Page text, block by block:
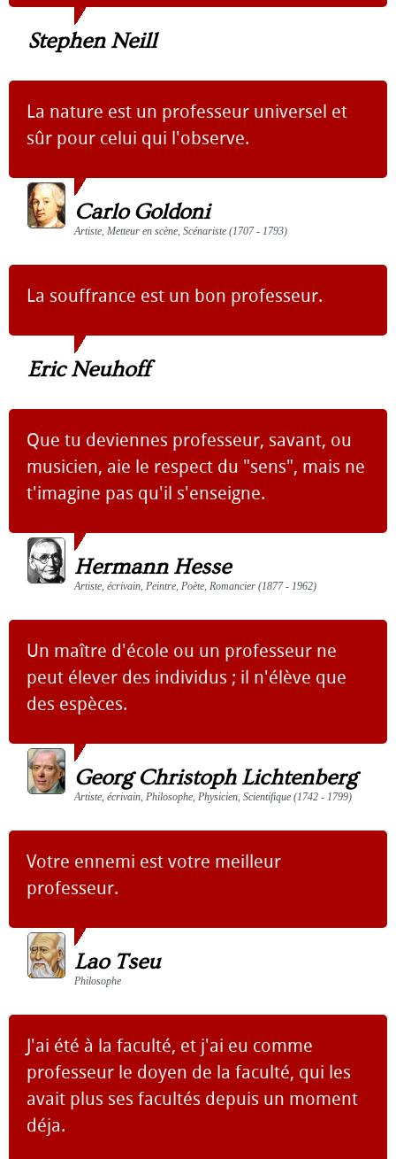
Stephen Neill
La nature est un professeur universel et
sûr pour celui qui l'observe.
Carlo Goldoni
Artiste, Metteur en scène, Scénariste (1707 - 1793)
La souffrance est un bon professeur.
Eric Neuhoff
Que tu deviennes professeur, savant, ou
musicien, aie le respect du "sens", mais ne
t'imagine pas qu'il s'enseigne.
Hermann Hesse
Artiste, écrivain, Peintre, Poète, Romancier (1877 - 1962)
Un maître d'école ou un professeur ne
peut élever des individus ; il n'élève que
des espèces.
Georg Christoph Lichtenberg
Artiste, écrivain, Philosophe, Physicien, Scientifique (1742 - 1799)
Votre ennemi est votre meilleur
professeur.
Lao Tseu
Philosophe
J'ai été à la faculté, et j'ai eu comme
professeur le doyen de la faculté, qui les
avait plus ses facultés depuis un moment
déja.